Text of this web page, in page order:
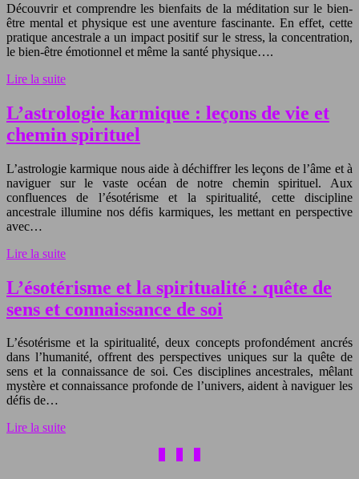
Découvrir et comprendre les bienfaits de la méditation sur le bien-
être mental et physique est une aventure fascinante. En effet, cette
pratique ancestrale a un impact positif sur le stress, la concentration,
le bien-être émotionnel et même la santé physique….
Lire la suite
L’astrologie karmique : leçons de vie et
chemin spirituel
L’astrologie karmique nous aide à déchiffrer les leçons de l’âme et à
naviguer sur le vaste océan de notre chemin spirituel. Aux
confluences de l’ésotérisme et la spiritualité, cette discipline
ancestrale illumine nos défis karmiques, les mettant en perspective
avec…
Lire la suite
L’ésotérisme et la spiritualité : quête de
sens et connaissance de soi
L’ésotérisme et la spiritualité, deux concepts profondément ancrés
dans l’humanité, offrent des perspectives uniques sur la quête de
sens et la connaissance de soi. Ces disciplines ancestrales, mêlant
mystère et connaissance profonde de l’univers, aident à naviguer les
défis de…
Lire la suite